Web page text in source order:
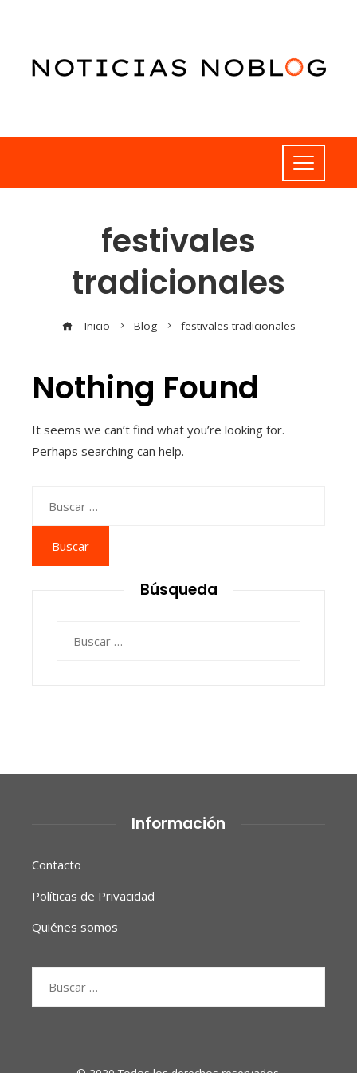
festivales
tradicionales
Inicio Blog festivales tradicionales
Nothing Found
It seems we can’t find what you’re looking for.
Perhaps searching can help.
Búsqueda
Información
Contacto
Políticas de Privacidad
Quiénes somos